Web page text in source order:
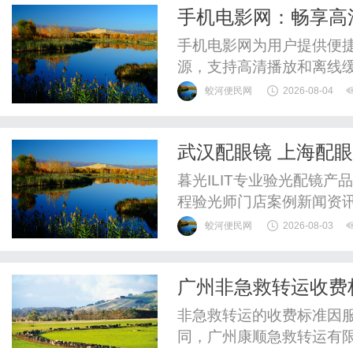
手机电影网：畅享
手机电影网为用户提供便
源，支持高清播放和离线
随时随地观影需求。
蛟河便民网 2026-08-04
武汉配眼镜 上海配
暮光ILIT专业验光配镜产
程验光师门店案例新闻资
惠，兼顾高专业度与高性
蛟河便民网 2026-08-03
广州非急救转运收
成
非急救转运的收费标准因
同，广州康顺急救转运有